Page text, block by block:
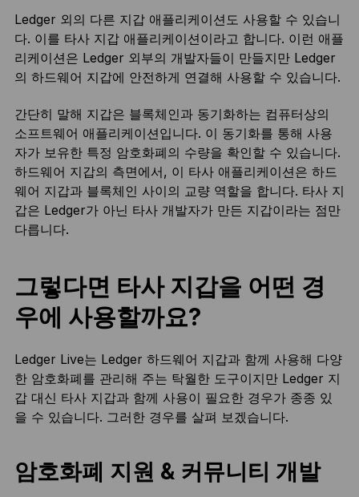
Ledger 외의 다른 지갑 애플리케이션도 사용할 수 있습니
다. 이를 타사 지갑 애플리케이션이라고 합니다. 이런 애플
리케이션은 Ledger 외부의 개발자들이 만들지만 Ledger
의 하드웨어 지갑에 안전하게 연결해 사용할 수 있습니다.
간단히 말해 지갑은 블록체인과 동기화하는 컴퓨터상의
소프트웨어 애플리케이션입니다. 이 동기화를 통해 사용
자가 보유한 특정 암호화폐의 수량을 확인할 수 있습니다.
하드웨어 지갑의 측면에서, 이 타사 애플리케이션은 하드
웨어 지갑과 블록체인 사이의 교량 역할을 합니다. 타사 지
갑은 Ledger가 아닌 타사 개발자가 만든 지갑이라는 점만
다릅니다.
그렇다면 타사 지갑을 어떤 경
우에 사용할까요?
Ledger Live는 Ledger 하드웨어 지갑과 함께 사용해 다양
한 암호화폐를 관리해 주는 탁월한 도구이지만 Ledger 지
갑 대신 타사 지갑과 함께 사용이 필요한 경우가 종종 있
을 수 있습니다. 그러한 경우를 살펴 보겠습니다.
암호화폐 지원 & 커뮤니티 개발